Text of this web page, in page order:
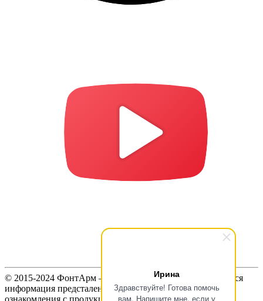
Ирина
Здравствуйте! Готова помочь
вам. Напишите мне, если у
© 2015-2024 ФонтАрм – фонтанная устьевая арматура. Вся
информация предсталенная на сайте предназначена для